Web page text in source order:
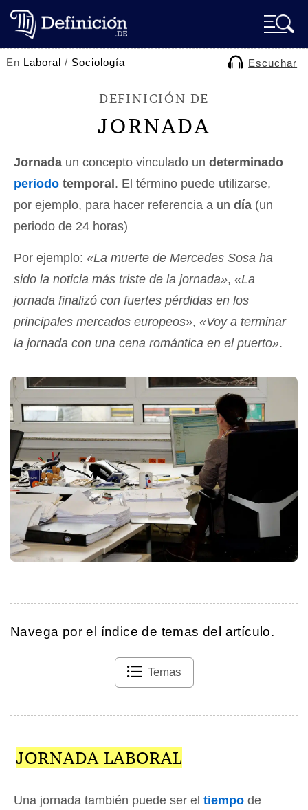
En Laboral / Sociología Escuchar
DEFINICIÓN DE
JORNADA
Jornada un concepto vinculado un determinado
periodo temporal . El término puede utilizarse,
por ejemplo, para hacer referencia a un día (un
periodo de 24 horas)
Por ejemplo: «La muerte de Mercedes Sosa ha
sido la noticia más triste de la jornada», «La
jornada finalizó con fuertes pérdidas en los
principales mercados europeos», «Voy a terminar
la jornada con una cena romántica en el puerto».
Navega por el índice de temas del artículo.
Temas
JORNADA LABORAL
Una jornada también puede ser el tiempo de